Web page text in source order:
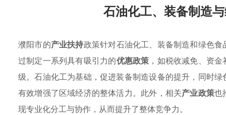
石油化工、装备制造
濮阳市的产业扶持政策针对石油化工、装备制造和绿色
过制定一系列具有吸引力的优惠政策 ，如税收减免、资
级。石油化工为基础，促进装备制造设备的提升，同时
有效增强了区域经济的整体活力。此外，相关产业政策也
现专业化分工与协作，从而提升了整体竞争力。